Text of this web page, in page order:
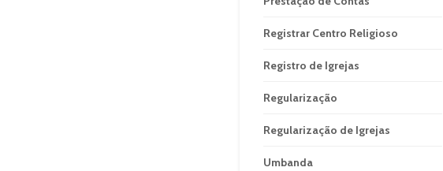
Registrar Centro Religioso
Registro de Igrejas
Regularização
Regularização de Igrejas
Umbanda